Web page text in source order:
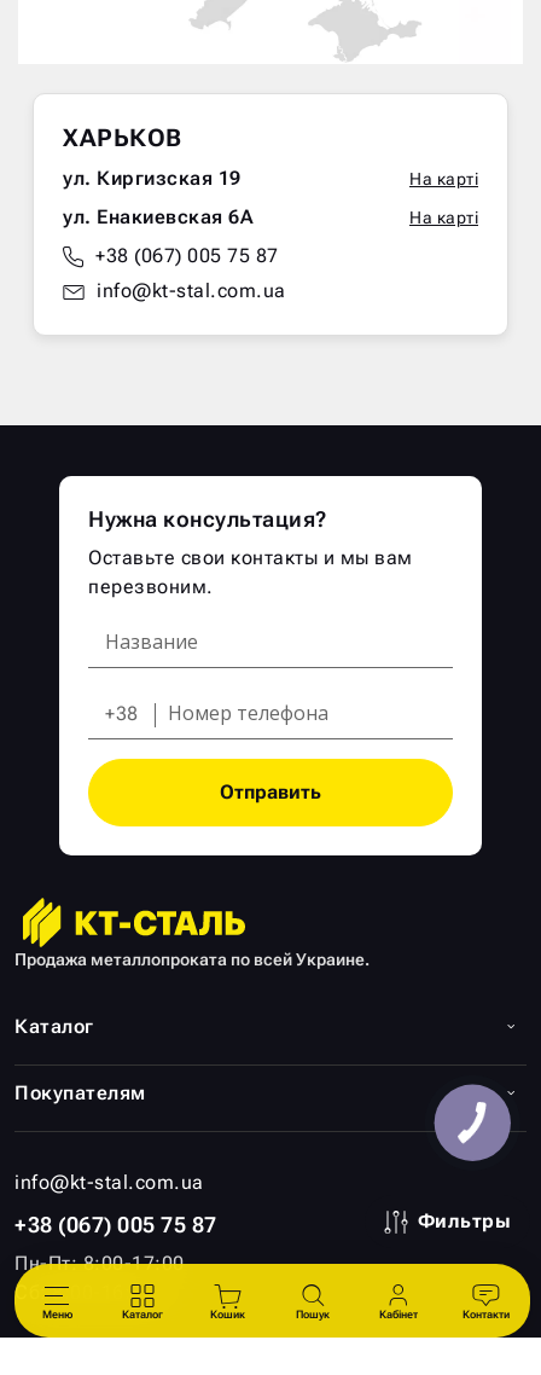
Фильтры
ХАРЬКОВ
ул. Киргизская 19 На карті
ул. Енакиевская 6А На карті
+38 (067) 005 75 87
info@kt-stal.com.ua
Продажа металлопроката по всей Украине.
info@kt-stal.com.ua
+38 (067) 005 75 87
Пн-Пт: 8:00-17:00
Сб: 8:00-16:00
Каталог
Покупателям
Нужна консультация?
Оставьте свои контакты и мы вам
перезвоним.
+38
Отправить
Меню Каталог Кошик Пошук Кабінет Контакти